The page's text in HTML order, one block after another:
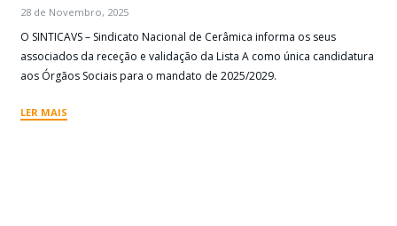
28 de Novembro, 2025
O SINTICAVS – Sindicato Nacional de Cerâmica informa os seus
associados da receção e validação da Lista A como única candidatura
aos Órgãos Sociais para o mandato de 2025/2029.
LER MAIS